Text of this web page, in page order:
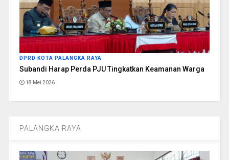
DPRD KOTA PALANGKA RAYA
Subandi Harap Perda PJU Tingkatkan Keamanan Warga
18 Mei 2026
PALANGKA RAYA